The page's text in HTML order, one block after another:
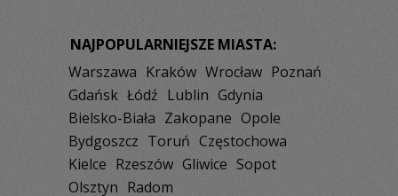
NAJPOPULARNIEJSZE MIASTA:
Warszawa Kraków Wrocław Poznań
Gdańsk Łódź Lublin Gdynia
Bielsko-Biała Zakopane Opole
Bydgoszcz Toruń Częstochowa
Kielce Rzeszów Gliwice Sopot
Olsztyn Radom